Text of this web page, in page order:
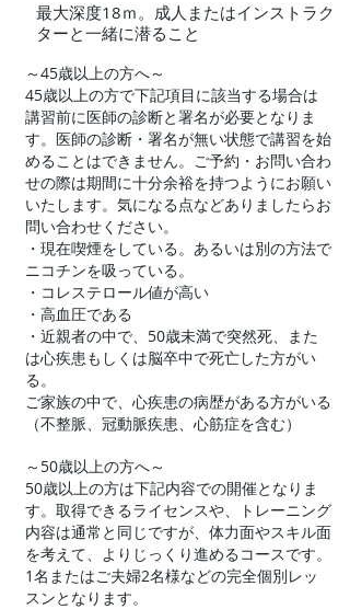
最大深度18ｍ。成人またはインストラク
ターと一緒に潜ること
～45歳以上の方へ～
45歳以上の方で下記項目に該当する場合は
講習前に医師の診断と署名が必要となりま
す。医師の診断・署名が無い状態で講習を始
めることはできません。ご予約・お問い合わ
せの際は期間に十分余裕を持つようにお願い
いたします。気になる点などありましたらお
問い合わせください。
・現在喫煙をしている。あるいは別の方法で
ニコチンを吸っている。
・コレステロール値が高い
・高血圧である
・近親者の中で、50歳未満で突然死、また
は心疾患もしくは脳卒中で死亡した方がい
る。
ご家族の中で、心疾患の病歴がある方がいる
（不整脈、冠動脈疾患、心筋症を含む）
～50歳以上の方へ～
50歳以上の方は下記内容での開催となりま
す。取得できるライセンスや、トレーニング
内容は通常と同じですが、体力面やスキル面
を考えて、よりじっくり進めるコースです。
1名またはご夫婦2名様などの完全個別レッ
スンとなります。